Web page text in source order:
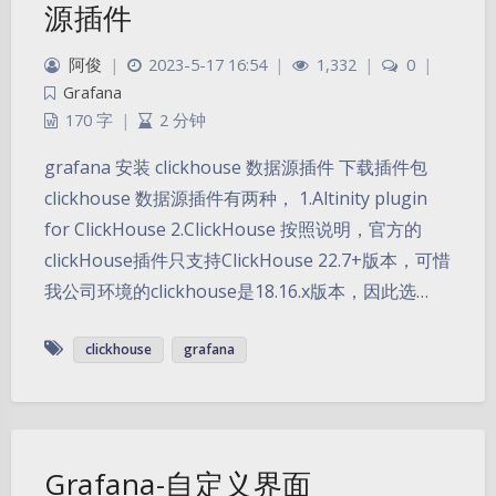
源插件
阿俊 | 2023-5-17 16:54 | 1,332 | 0 |
Grafana
170 字 | 2 分钟
grafana 安装 clickhouse 数据源插件 下载插件包
clickhouse 数据源插件有两种， 1.Altinity plugin
for ClickHouse 2.ClickHouse 按照说明，官方的
clickHouse插件只支持ClickHouse 22.7+版本，可惜
我公司环境的clickhouse是18.16.x版本，因此选…
clickhouse grafana
Grafana-自定义界面